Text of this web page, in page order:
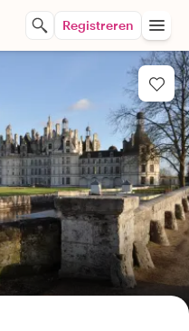
Registreren